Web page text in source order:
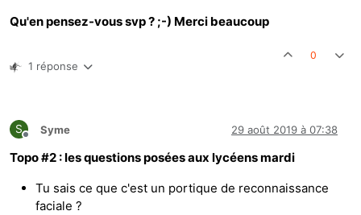
Qu'en pensez-vous svp ? ;-) Merci beaucoup
1 réponse
0
S
Hors-ligne
Syme 29 août 2019 à 07:38
Topo #2 : les questions posées aux lycéens mardi
Tu sais ce que c'est un portique de reconnaissance
faciale ?